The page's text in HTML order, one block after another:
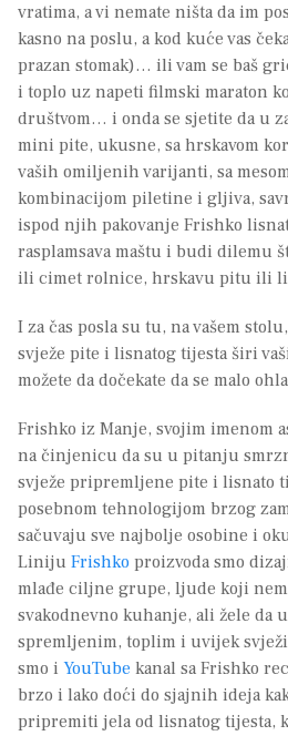
vratima, a vi nemate ništa da im
kasno na poslu, a kod kuće vas
prazan stomak)… ili vam se baš
i toplo uz napeti filmski maraton
društvom… i onda se sjetite da u
mini pite, ukusne, sa hrskavom
vaših omiljenih varijanti, sa
kombinacijom piletine i gljiva,
ispod njih pakovanje Frishko
rasplamsava maštu i budi dilemu
ili cimet rolnice, hrskavu pitu ili
I za čas posla su tu, na vašem
svježe pite i lisnatog tijesta širi
možete da dočekate da se malo
Frishko iz Manje, svojim imenom
na činjenicu da su u pitanju
svježe pripremljene pite i lisnato
posebnom tehnologijom brzog
sačuvaju sve najbolje osobine i
Liniju Frishko proizvoda smo
mlađe ciljne grupe, ljude koji
svakodnevno kuhanje, ali žele da
spremljenim, toplim i uvijek
smo i YouTube kanal sa Frishko
brzo i lako doći do sjajnih ideja
pripremiti jela od lisnatog tijesta,